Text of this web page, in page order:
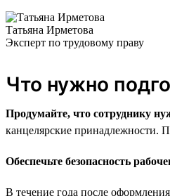
Татьяна Ирметова
Эксперт по трудовому праву
Что нужно
Продумайте, что сотруднику
канцелярские принадлежности.
Обеспечьте безопасность
В течение года после